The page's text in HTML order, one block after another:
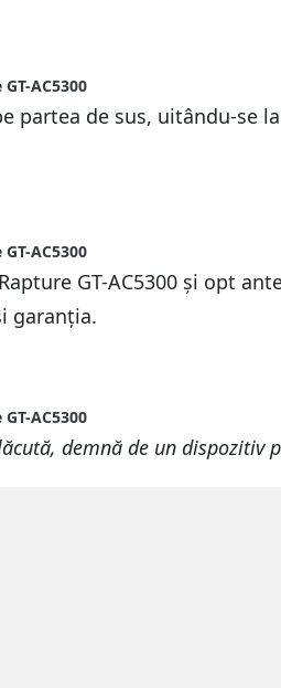
AC5300
de sus, uitându-se
AC5300
GT-AC5300 și opt
garanția.
AC5300
demnă de un